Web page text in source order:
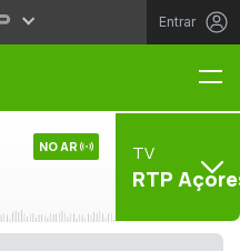
Entrar
NO AR TV
RTP